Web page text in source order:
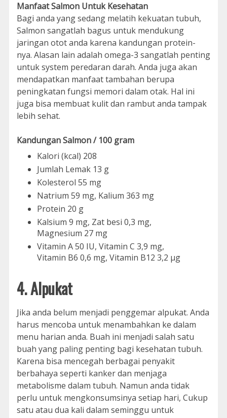
Manfaat Salmon Untuk Kesehatan
Bagi anda yang sedang melatih kekuatan tubuh,
Salmon sangatlah bagus untuk mendukung
jaringan otot anda karena kandungan protein-
nya. Alasan lain adalah omega-3 sangatlah penting
untuk system peredaran darah. Anda juga akan
mendapatkan manfaat tambahan berupa
peningkatan fungsi memori dalam otak. Hal ini
juga bisa membuat kulit dan rambut anda tampak
lebih sehat.
Kandungan Salmon / 100 gram
Kalori (kcal) 208
Jumlah Lemak 13 g
Kolesterol 55 mg
Natrium 59 mg, Kalium 363 mg
Protein 20 g
Kalsium 9 mg, Zat besi 0,3 mg,
Magnesium 27 mg
Vitamin A 50 IU, Vitamin C 3,9 mg,
Vitamin B6 0,6 mg, Vitamin B12 3,2 µg
4. Alpukat
Jika anda belum menjadi penggemar alpukat. Anda
harus mencoba untuk menambahkan ke dalam
menu harian anda. Buah ini menjadi salah satu
buah yang paling penting bagi kesehatan tubuh.
Karena bisa mencegah berbagai penyakit
berbahaya seperti kanker dan menjaga
metabolisme dalam tubuh. Namun anda tidak
perlu untuk mengkonsumsinya setiap hari, Cukup
satu atau dua kali dalam seminggu untuk